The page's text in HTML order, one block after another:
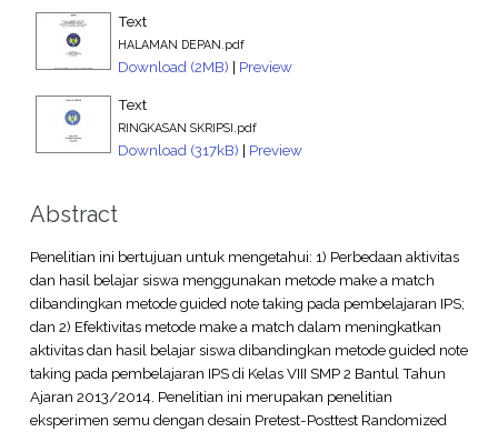
Text
HALAMAN DEPAN.pdf
Download (2MB) | Preview
Text
RINGKASAN SKRIPSI.pdf
Download (317kB) | Preview
Abstract
Penelitian ini bertujuan untuk mengetahui: 1) Perbedaan aktivitas
dan hasil belajar siswa menggunakan metode make a match
dibandingkan metode guided note taking pada pembelajaran IPS;
dan 2) Efektivitas metode make a match dalam meningkatkan
aktivitas dan hasil belajar siswa dibandingkan metode guided note
taking pada pembelajaran IPS di Kelas VIII SMP 2 Bantul Tahun
Ajaran 2013/2014. Penelitian ini merupakan penelitian
eksperimen semu dengan desain Pretest-Posttest Randomized